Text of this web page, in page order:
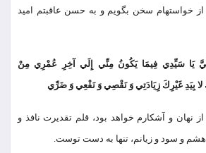
از خواسته‏ام سخن بگويم و به حسن عاقبتم اميد
يَا سَيِّدِي فِيمَا يَكُونُ مِنِّي إِلَي آخِرِ عُمْرِي مِنْ
لا بِيَدِ غَيْرِكَ زِيَادَتِي وَ نَقْصِي وَ نَفْعِي وَ ضَرِّي
نهان و آشكارم خواهد بود، قلم تقديرت نافذ و
و سود و زيانم، تنها به دست توست.